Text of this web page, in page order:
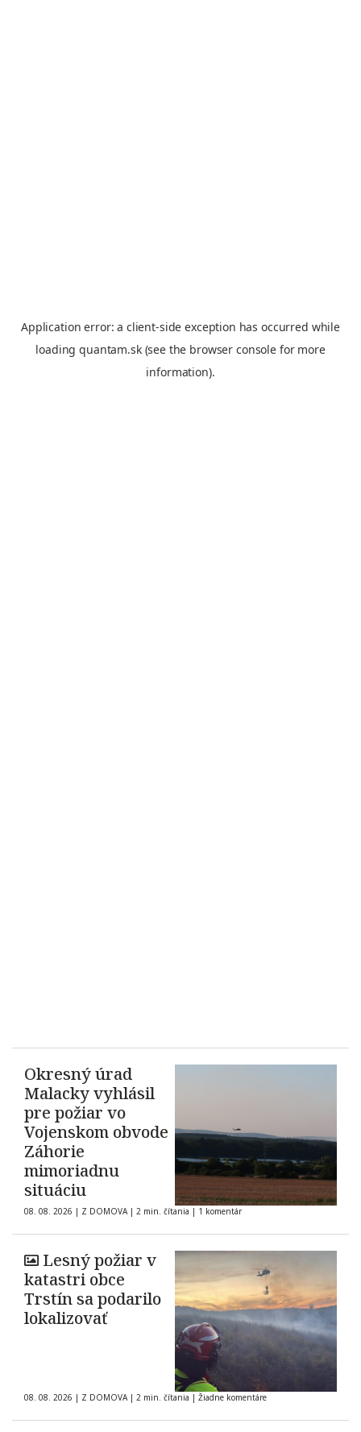
Okresný úrad
Malacky vyhlásil
pre požiar vo
Vojenskom obvode
Záhorie
mimoriadnu
situáciu
08. 08. 2026 | Z DOMOVA | 2 min. čítania | 1 komentár
Lesný požiar v
katastri obce
Trstín sa podarilo
lokalizovať
08. 08. 2026 | Z DOMOVA | 2 min. čítania | Žiadne komentáre